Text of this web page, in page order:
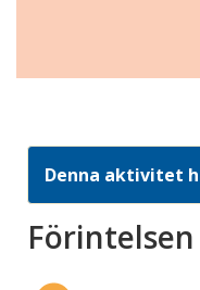
Denna aktivitet